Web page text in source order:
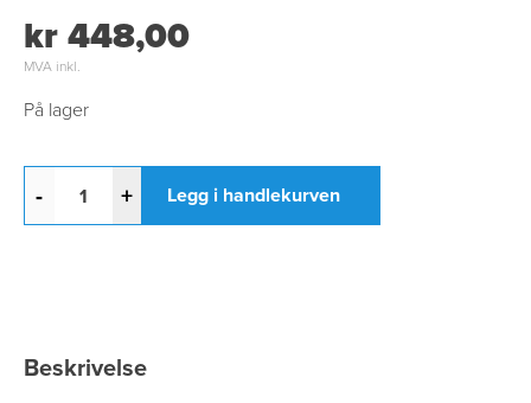
kr 448,00
MVA inkl.
På lager
- + Legg i handlekurven
Beskrivelse